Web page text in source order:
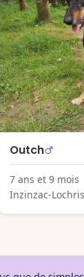
Outch
7 ans et 9 mois
Inzinzac-